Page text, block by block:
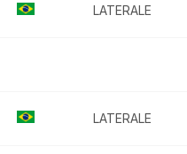
LATERALE
LATERALE